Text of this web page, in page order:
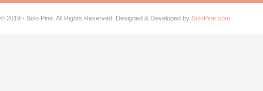
© 2019 - Solo Pine. All Rights Reserved. Designed & Developed by SoloPine.com